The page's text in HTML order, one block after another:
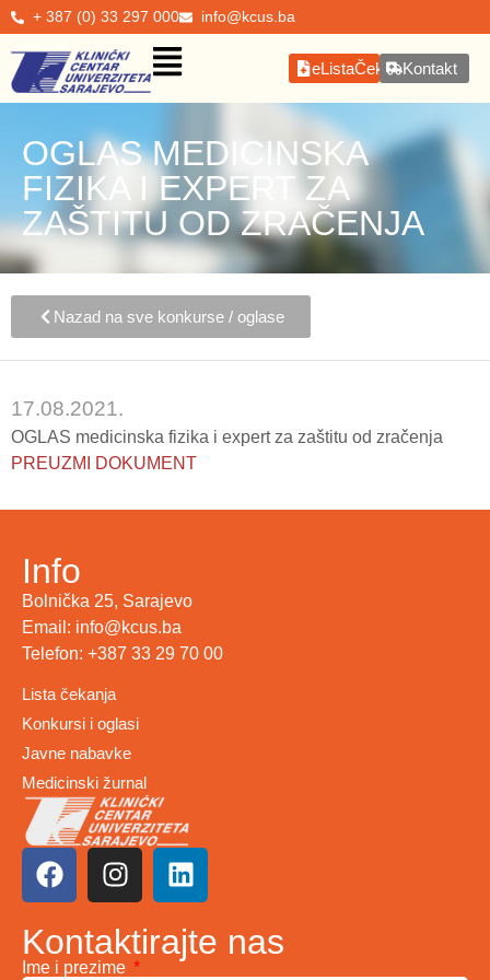
+ 387 (0) 33 297 000 info@kcus.ba
eListaČekanjaKontakt
OGLAS MEDICINSKA
FIZIKA I EXPERT ZA
ZAŠTITU OD ZRAČENJA
Nazad na sve konkurse / oglase
17.08.2021.
OGLAS medicinska fizika i expert za zaštitu od zračenja
PREUZMI DOKUMENT
Info
Bolnička 25, Sarajevo
Email: info@kcus.ba
Telefon: +387 33 29 70 00
Lista čekanja
Konkursi i oglasi
Javne nabavke
Medicinski žurnal
Kontaktirajte nas
Ime i prezime